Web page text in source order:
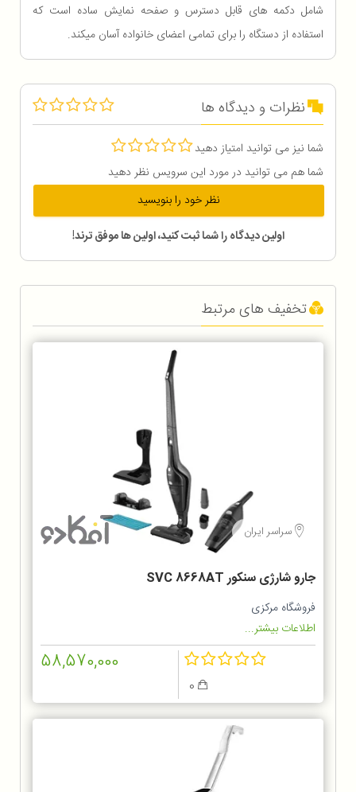
شامل دکمه های قابل دسترس و صفحه نمایش ساده است که
استفاده از دستگاه را برای تمامی اعضای خانواده آسان میکند.
نظرات و دیدگاه ها
شما نیز می توانید امتیاز دهید
شما هم می توانید در مورد این سرویس نظر دهید
نظر خود را بنویسید
اولین دیدگاه را شما ثبت کنید، اولین ها موفق ترند!
تخفیف های مرتبط
سراسر ایران
جارو شارژی سنکور SVC 8668AT
فروشگاه مرکزی
اطلاعات بیشتر...
58,570,000